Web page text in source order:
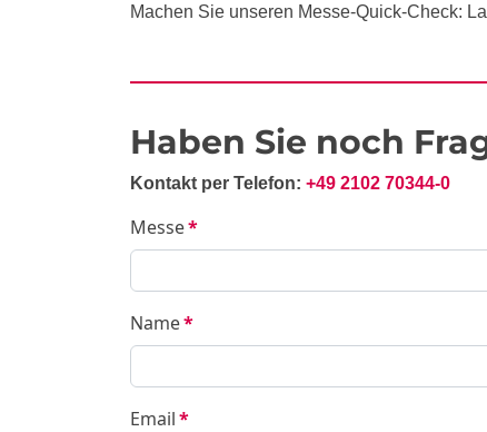
Machen Sie unseren Messe-Quick-Check:
Haben Sie noch
Kontakt per Telefon: +49 2102 70344-0
Messe*
Name*
Email*